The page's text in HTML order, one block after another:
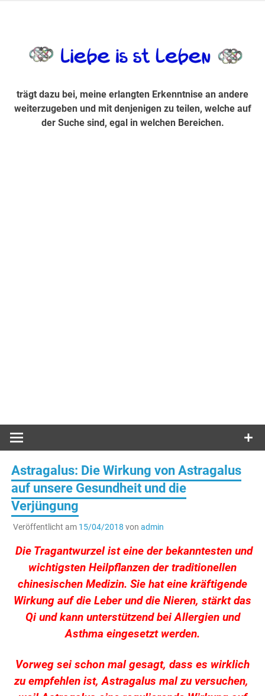
Suche sind, egal in welchen Bereichen.
trägt dazu bei, meine erlangten Erkenntnise an andere
weiterzugeben und mit denjenigen zu teilen, welche auf
der Suche sind, egal in welchen Bereichen.
Astragalus: Die Wirkung von Astragalus
auf unsere Gesundheit und die
Verjüngung
Veröffentlicht am 15/04/2018 von admin
Die Tragantwurzel ist eine der bekanntesten und
wichtigsten Heilpflanzen der traditionellen
chinesischen Medizin. Sie hat eine kräftigende
Wirkung auf die Leber und die Nieren, stärkt das
Qi und kann unterstützend bei Allergien und
Asthma eingesetzt werden.
Vorweg sei schon mal gesagt, dass es wirklich
zu empfehlen ist, Astragalus mal zu versuchen,